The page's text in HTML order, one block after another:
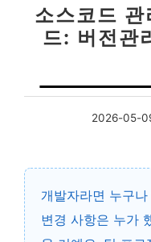
소스코드 관
드: 버전관
2026-05-
개발자라면 누구나
변경 사항은 누가